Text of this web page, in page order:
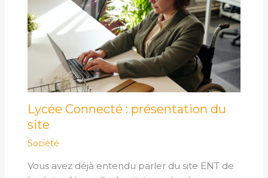
Lycée Connecté : présentation du
site
Société
Vous avez déjà entendu parler du site ENT de